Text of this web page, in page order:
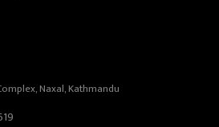
Naxal, Kathmandu